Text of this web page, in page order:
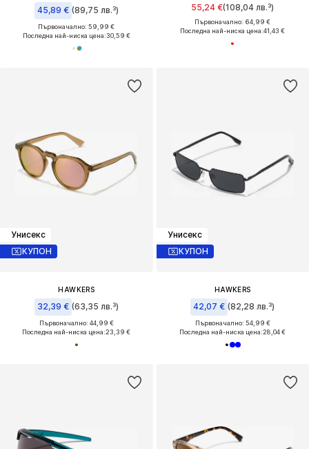
45,89 € (89,75 лв.³)
Първоначално: 59,99 €
Последна най-ниска цена:30,59 €
55,24 €(108,04 лв.³)
Първоначално: 64,99 €
Последна най-ниска цена:41,43 €
Унисекс
КУПОН
HAWKERS
32,39 € (63,35 лв.³)
Първоначално: 44,99 €
Последна най-ниска цена:23,39 €
Унисекс
КУПОН
HAWKERS
42,07 € (82,28 лв.³)
Първоначално: 54,99 €
Последна най-ниска цена:28,04 €